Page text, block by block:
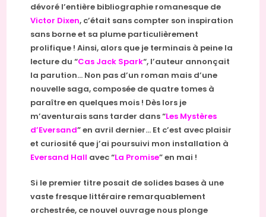
dévoré l’entière bibliographie romanesque de
Victor Dixen, c’était sans compter son inspiration
sans borne et sa plume particulièrement
prolifique ! Ainsi, alors que je terminais à peine la
lecture du “Cas Jack Spark“, l’auteur annonçait
la parution… Non pas d’un roman mais d’une
nouvelle saga, composée de quatre tomes à
paraître en quelques mois ! Dès lors je
m’aventurais sans tarder dans “Les Mystères
d’Eversand” en avril dernier… Et c’est avec plaisir
et curiosité que j’ai poursuivi mon installation à
Eversand Hall avec “La Promise” en mai !
Si le premier titre posait de solides bases à une
vaste fresque littéraire remarquablement
orchestrée, ce nouvel ouvrage nous plonge